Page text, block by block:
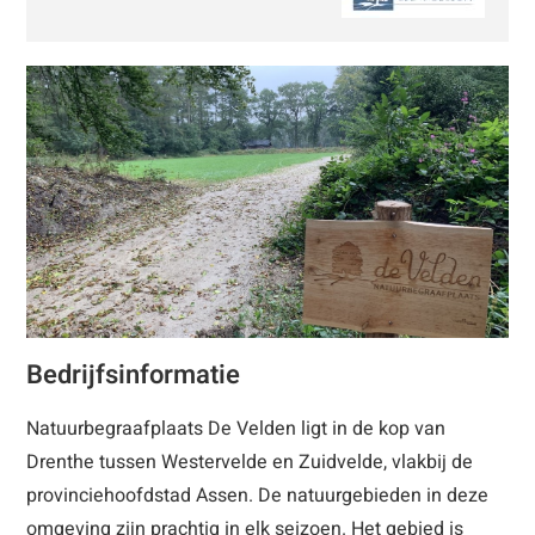
Bedrijfsinformatie
Natuurbegraafplaats De Velden ligt in de kop van
Drenthe tussen Westervelde en Zuidvelde, vlakbij de
provinciehoofdstad Assen. De natuurgebieden in deze
omgeving zijn prachtig in elk seizoen. Het gebied is